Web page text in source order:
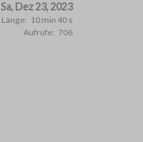
Sa, Dez 23, 2023
Länge: 10 min 40 s
Aufrufe: 706